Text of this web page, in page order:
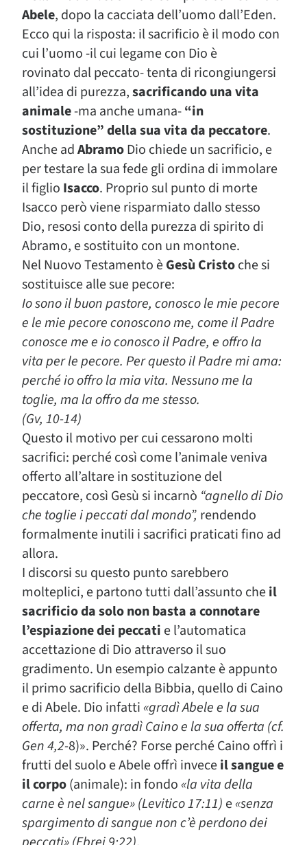
Abele, dopo la cacciata dell’uomo dall’Eden.
Ecco qui la risposta: il sacrificio è il modo con
cui l’uomo -il cui legame con Dio è
rovinato dal peccato- tenta di ricongiungersi
all’idea di purezza,sacrificando una vita
animale-ma anche umana-“in
sostituzione” della sua vita da peccatore.
Anche adAbramoDio chiede un sacrificio, e
per testare la sua fede gli ordina di immolare
il figlio Isacco. Proprio sul punto di morte
Isacco però viene risparmiato dallo stesso
Dio, resosi conto della purezza di spirito di
Abramo, e sostituito con un montone.
Nel Nuovo Testamento èGesù Cristoche si
sostituisce alle sue pecore:
Io sono il buon pastore, conosco le mie pecore
e le mie pecore conoscono me, come il Padre
conosce me e io conosco il Padre, e offro la
vita per le pecore. Per questo il Padre mi ama:
perché io offro la mia vita. Nessuno me la
toglie, ma la offro da me stesso.
(Gv, 10-14)
Questo il motivo per cui cessarono molti
sacrifici: perché così come l’animale veniva
offerto all’altare in sostituzione del
peccatore, così Gesù si incarnò “agnello di Dio
che toglie i peccati dal mondo”, rendendo
formalmente inutili i sacrifici praticati fino ad
allora.
I discorsi su questo punto sarebbero
molteplici, e partono tutti dall’assunto cheil
sacrificio da solo non basta a connotare
l’espiazione dei peccati e l’automatica
accettazione di Dio attraverso il suo
gradimento. Un esempio calzante è appunto
il primo sacrificio della Bibbia, quello di Caino
e di Abele. Dio infatti «gradì Abele e la sua
offerta, ma non gradì Caino e la sua offerta (cf.
Gen 4,2-8)». Perché? Forse perché Caino offrì i
frutti del suolo e Abele offrì inveceil sangue e
il corpo(animale): in fondo «la vita della
carne è nel sangue» (Levitico 17:11) e«senza
spargimento di sangue non c’è perdono dei